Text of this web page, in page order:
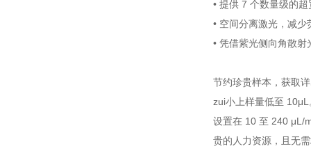
• 提供 7 个数量级的
• 空间分离激光，减
• 凭借紫光侧向角散
节约珍贵样本，获取
zui小上样量低至
设置在 10 至 240 μL/
贵的人力资源，且无